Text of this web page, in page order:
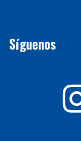
Síguenos